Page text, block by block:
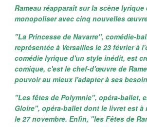
Rameau réapparaît sur la scène
monopoliser avec cinq nouvelles
"La Princesse de Navarre", comédie-
représentée à Versailles le 23 février à
comédie lyrique d'un style inédit, est
comique, c'est le chef-d'œuvre de
pouvoir au mieux l'adapter à ses
"Les fêtes de Polymnie", opéra-ballet,
Gloire", opéra-ballet dont le livret est à
le 27 novembre. Enfin, "les Fêtes de